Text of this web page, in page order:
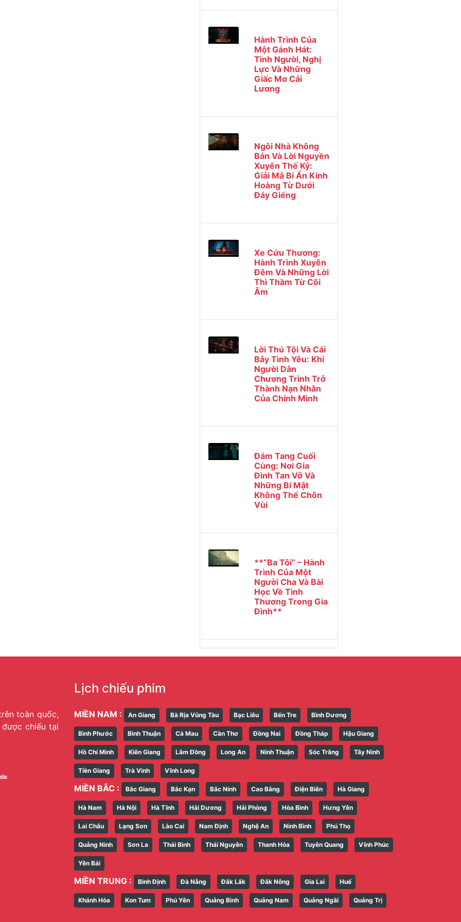
Hành Trình Của
Một Gánh Hát:
Tình Người, Nghị
Lực Và Những
Giấc Mơ Cải
Lương
Ngôi Nhà Không
Bán Và Lời Nguyền
Xuyên Thế Kỷ:
Giải Mã Bí Ẩn Kinh
Hoàng Từ Dưới
Đáy Giếng
Xe Cứu Thương:
Hành Trình Xuyên
Đêm Và Những Lời
Thì Thầm Từ Cõi
Âm
Lời Thú Tội Và Cái
Bẫy Tình Yêu: Khi
Người Dẫn
Chương Trình Trở
Thành Nạn Nhân
Của Chính Mình
Đám Tang Cuối
Cùng: Nơi Gia
Đình Tan Vỡ Và
Những Bí Mật
Không Thể Chôn
Vùi
**“Ba Tôi” – Hành
Trình Của Một
Người Cha Và Bài
Học Về Tình
Thương Trong Gia
Đình**
toàn quốc,
chiếu tại
Lịch chiếu phim
MIỀN NAM : An Giang Bà Rịa Vũng Tàu Bạc Liêu Bến Tre Bình Dương
Bình Phước Bình Thuận Cà Mau Cần Thơ Đồng Nai Đồng Tháp Hậu Giang
Hồ Chí Minh Kiên Giang Lâm Đồng Long An Ninh Thuận Sóc Trăng Tây Ninh
Tiền Giang Trà Vinh Vĩnh Long
MIỀN BẮC : Bắc Giang Bắc Kạn Bắc Ninh Cao Bằng Điện Biên Hà Giang
Hà Nam Hà Nội Hà Tĩnh Hải Dương Hải Phòng Hòa Bình Hưng Yên
Lai Châu Lạng Sơn Lào Cai Nam Định Nghệ An Ninh Bình Phú Thọ
Quảng Ninh Sơn La Thái Bình Thái Nguyên Thanh Hóa Tuyên Quang Vĩnh Phúc
Yên Bái
MIỀN TRUNG : Bình Định Đà Nẵng Đắk Lắk Đắk Nông Gia Lai Huế
Khánh Hòa Kon Tum Phú Yên Quảng Bình Quảng Nam Quảng Ngãi Quảng Trị